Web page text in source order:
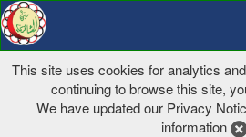
This site uses cookies for analytics
continuing to browse this site,
We have updated our Privacy
information